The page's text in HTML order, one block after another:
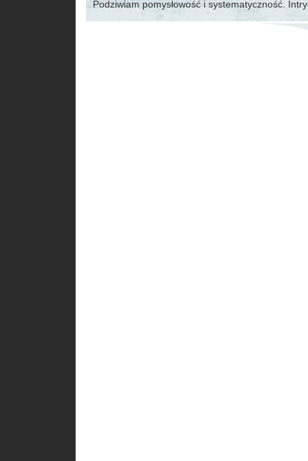
Podziwiam pomysłowość i systematyczność.